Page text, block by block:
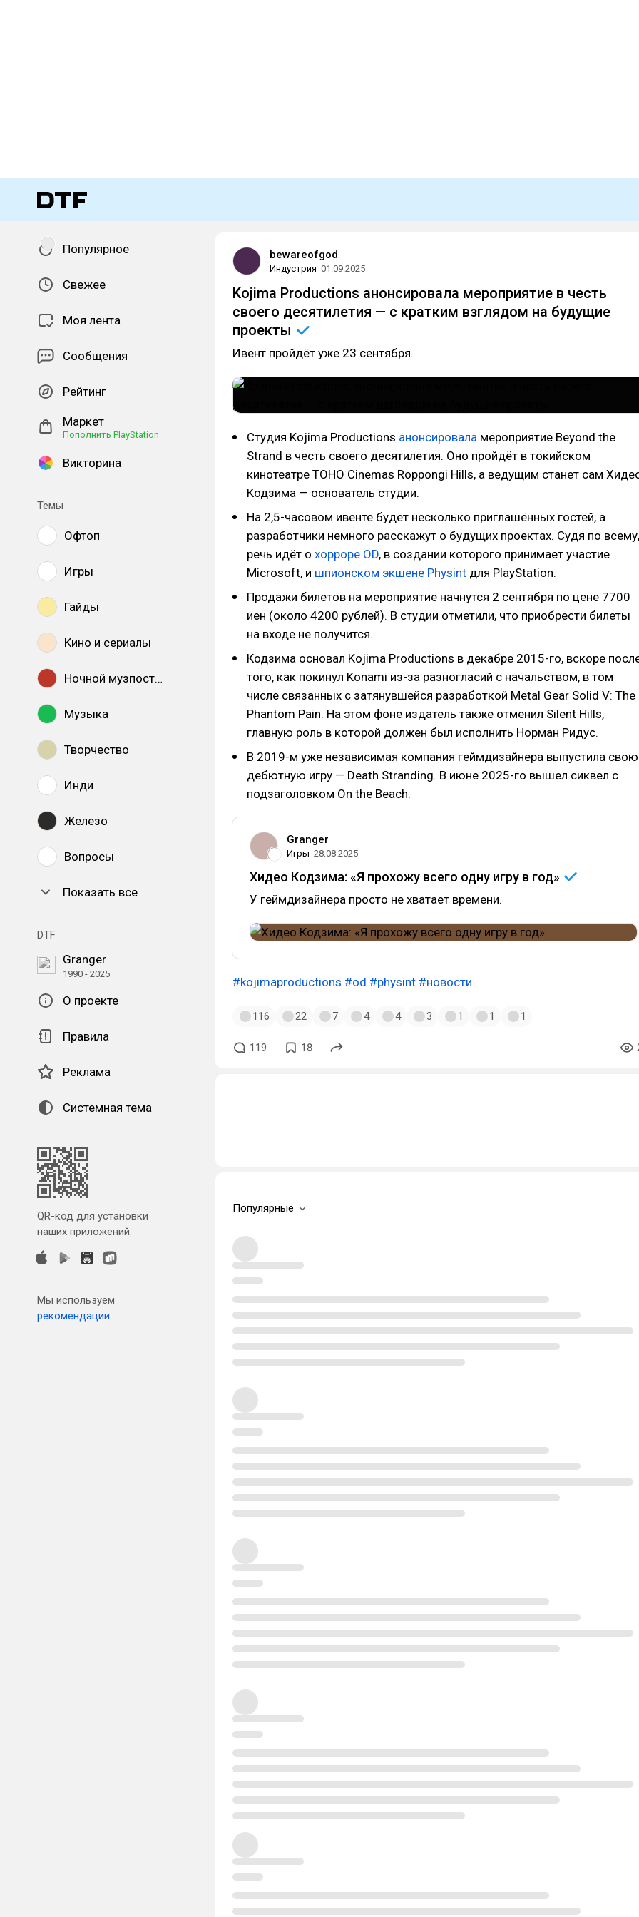
Популярное
Свежее
Моя лента
Сообщения
Рейтинг
Маркет
Пополнить PlayStation
Викторина
Темы
Офтоп
Игры
Гайды
Кино и сериалы
Ночной музпостинг
Музыка
Творчество
Инди
Железо
Вопросы
Показать все
DTF
Granger
1990 - 2025
О проекте
Правила
Реклама
Системная тема
QR-код для установки
наших приложений.
Мы используем
рекомендации.
bewareofgod
Индустрия 01.09.2025
Kojima Productions анонсировала мероприятие в честь
своего десятилетия — с кратким взглядом на будущие
проекты
Ивент пройдёт уже 23 сентября.
Студия Kojima Productions анонсировала мероприятие Beyond the
Strand в честь своего десятилетия. Оно пройдёт в токийском
кинотеатре TOHO Cinemas Roppongi Hills, а ведущим станет сам
Кодзима — основатель студии.
На 2,5-часовом ивенте будет несколько приглашённых гостей, а
разработчики немного расскажут о будущих проектах. Судя по всему,
речь идёт о хорроре OD, в создании которого принимает участие
Microsoft, и шпионском экшене Physint для PlayStation.
Продажи билетов на мероприятие начнутся 2 сентября по цене 7700
иен (около 4200 рублей). В студии отметили, что приобрести билеты
на входе не получится.
Кодзима основал Kojima Productions в декабре 2015-го, вскоре
того, как покинул Konami из-за разногласий с начальством, в том
числе связанных с затянувшейся разработкой Metal Gear Solid V: The
Phantom Pain. На этом фоне издатель также отменил Silent Hills,
главную роль в которой должен был исполнить Норман Ридус.
В 2019-м уже независимая компания геймдизайнера выпустила свою
дебютную игру — Death Stranding. В июне 2025-го вышел сиквел с
подзаголовком On the Beach.
Granger
Игры 28.08.2025
Хидео Кодзима: «Я прохожу всего одну игру в год»
У геймдизайнера просто не хватает времени.
#kojimaproductions #od #physint #новости
116 22 7 4 4 3 1 1 1
119 18
Популярные